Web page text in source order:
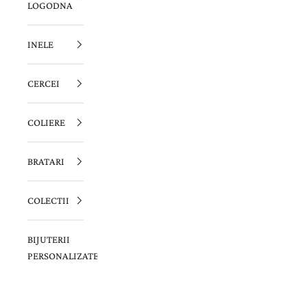
LOGODNA
INELE
CERCEI
COLIERE
BRATARI
COLECTII
BIJUTERII
PERSONALIZATE